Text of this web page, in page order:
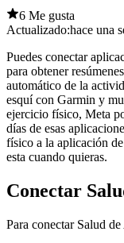
6 Me gusta
Actualizado:hace una
Puedes conectar
para obtener
automático de la
esquí con Garmin y
ejercicio físico, Meta
días de esas
físico a la aplicación
esta cuando quieras.
Conectar
Para conectar Salud